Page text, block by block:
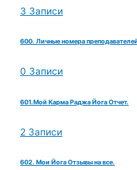
3 Записи
600. Личные номера
0 Записи
601.Мой Карма Раджа Йога Отчет.
2 Записи
602. Мои Йога Отзывы на все.